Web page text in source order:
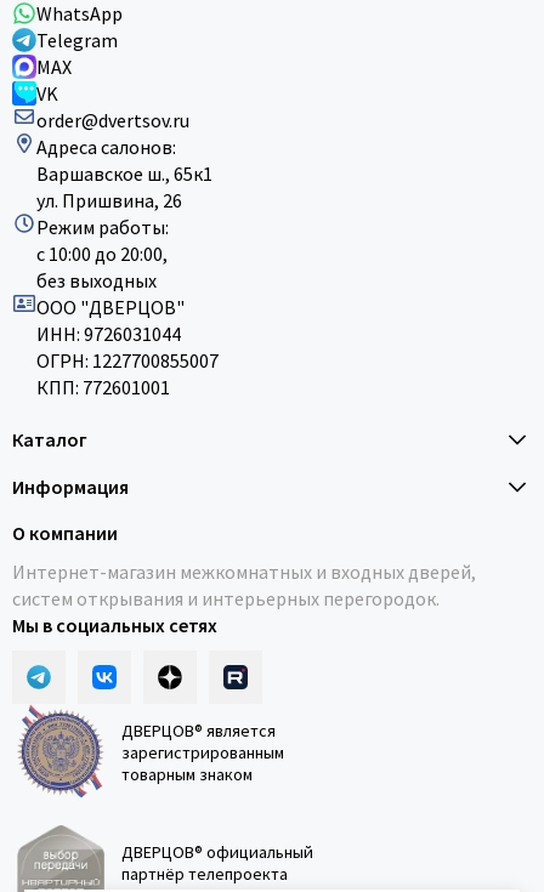
WhatsApp
Telegram
MAX
VK
order@dvertsov.ru
Адреса салонов:
Варшавское ш., 65к1
ул. Пришвина, 26
Режим работы:
с 10:00 до 20:00,
без выходных
ООО "ДВЕРЦОВ"
ИНН: 9726031044
ОГРН: 1227700855007
КПП: 772601001
Каталог
Информация
О компании
Интернет-магазин межкомнатных и входных дверей,
систем открывания и интерьерных перегородок.
Мы в социальных сетях
ДВЕРЦОВ® является
зарегистрированным
товарным знаком
ДВЕРЦОВ® официальный
партнёр телепроекта